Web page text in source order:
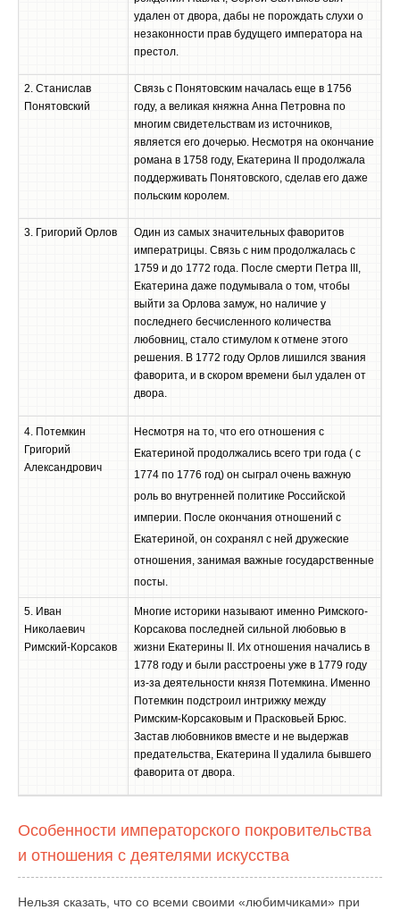
удален от двора, дабы не порождать слухи о
незаконности прав будущего императора на
престол.
2. Станислав
Понятовский
Связь с Понятовским началась еще в 1756
году, а великая княжна Анна Петровна по
многим свидетельствам из источников,
является его дочерью. Несмотря на окончание
романа в 1758 году, Екатерина II продолжала
поддерживать Понятовского, сделав его даже
польским королем.
3. Григорий Орлов
Один из самых значительных фаворитов
императрицы. Связь с ним продолжалась с
1759 и до 1772 года. После смерти Петра III,
Екатерина даже подумывала о том, чтобы
выйти за Орлова замуж, но наличие у
последнего бесчисленного количества
любовниц, стало стимулом к отмене этого
решения. В 1772 году Орлов лишился звания
фаворита, и в скором времени был удален от
двора.
4. Потемкин
Григорий
Александрович
Несмотря на то, что его отношения с
Екатериной продолжались всего три года ( с
1774 по 1776 год) он сыграл очень важную
роль во внутренней политике Российской
империи. После окончания отношений с
Екатериной, он сохранял с ней дружеские
отношения, занимая важные государственные
посты.
5. Иван
Николаевич
Римский-Корсаков
Многие историки называют именно Римского-
Корсакова последней сильной любовью в
жизни Екатерины II. Их отношения начались в
1778 году и были расстроены уже в 1779 году
из-за деятельности князя Потемкина. Именно
Потемкин подстроил интрижку между
Римским-Корсаковым и Прасковьей Брюс.
Застав любовников вместе и не выдержав
предательства, Екатерина II удалила бывшего
фаворита от двора.
Особенности императорского покровительства
и отношения с деятелями искусства
Нельзя сказать, что со всеми своими «любимчиками» при